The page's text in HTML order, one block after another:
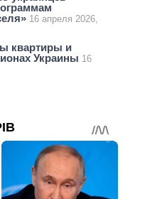
16 апреля 2026,
квартиры и
Украины 16